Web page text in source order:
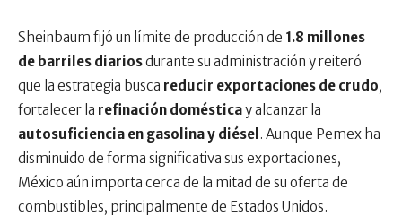
Sheinbaum fijó un límite de producción de 1.8 millones
de barriles diariosdurante su administración y reiteró
que la estrategia busca reducir exportaciones de crudo,
fortalecer la refinación domésticay alcanzar la
autosuficiencia en gasolina y diésel . Aunque Pemex ha
disminuido de forma significativa sus exportaciones,
México aún importa cerca de la mitad de su oferta de
combustibles, principalmente de Estados Unidos.